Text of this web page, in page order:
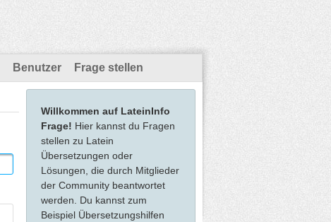
Benutzer Frage stellen
Willkommen auf LateinInfo
Frage! Hier kannst du Fragen
stellen zu Latein
Übersetzungen oder
Lösungen, die durch Mitglieder
der Community beantwortet
werden. Du kannst zum
Beispiel Übersetzungshilfen